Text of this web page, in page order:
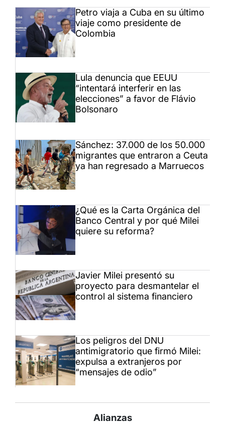
Petro viaja a Cuba en su último
viaje como presidente de
Colombia
Lula denuncia que EEUU
“intentará interferir en las
elecciones” a favor de Flávio
Bolsonaro
Sánchez: 37.000 de los 50.000
migrantes que entraron a Ceuta
ya han regresado a Marruecos
¿Qué es la Carta Orgánica del
Banco Central y por qué Milei
quiere su reforma?
Javier Milei presentó su
proyecto para desmantelar el
control al sistema financiero
Los peligros del DNU
antimigratorio que firmó Milei:
expulsa a extranjeros por
“mensajes de odio”
Alianzas